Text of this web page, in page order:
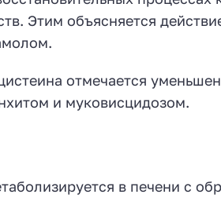
Этим объясняется
отмечается
и муковисцидозом.
в печени с